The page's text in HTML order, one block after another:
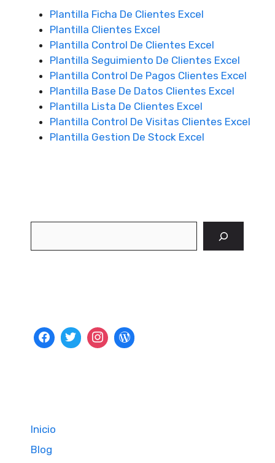
Plantilla Ficha De Clientes Excel
Plantilla Clientes Excel
Plantilla Control De Clientes Excel
Plantilla Seguimiento De Clientes Excel
Plantilla Control De Pagos Clientes Excel
Plantilla Base De Datos Clientes Excel
Plantilla Lista De Clientes Excel
Plantilla Control De Visitas Clientes Excel
Plantilla Gestion De Stock Excel
Inicio
Blog